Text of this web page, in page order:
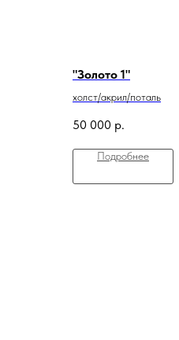
"Золото 1"
холст/акрил/поталь
50 000 р.
Подробнее